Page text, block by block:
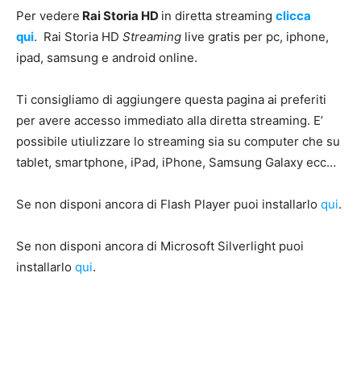
Per vedere Rai Storia HD in diretta streaming clicca
qui. Rai Storia HD Streaming live gratis per pc, iphone,
ipad, samsung e android online.
Ti consigliamo di aggiungere questa pagina ai preferiti
per avere accesso immediato alla diretta streaming. E’
possibile utiulizzare lo streaming sia su computer che su
tablet, smartphone, iPad, iPhone, Samsung Galaxy ecc…
Se non disponi ancora di Flash Player puoi installarlo qui.
Se non disponi ancora di Microsoft Silverlight puoi
installarlo qui.